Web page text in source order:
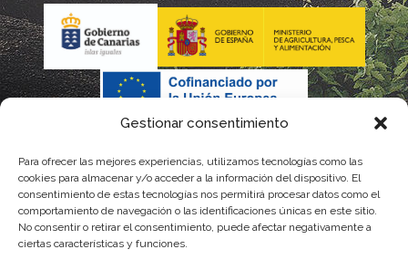
Gestionar consentimiento
Para ofrecer las mejores experiencias, utilizamos tecnologías como las
cookies para almacenar y/o acceder a la información del dispositivo. El
consentimiento de estas tecnologías nos permitirá procesar datos como el
comportamiento de navegación o las identificaciones únicas en este sitio.
No consentir o retirar el consentimiento, puede afectar negativamente a
ciertas características y funciones.
La gestión de la DOP Lanzarote realizada por este Consejo
Regulador es financiada, parcialmente, por el Gobierno de
Canarias